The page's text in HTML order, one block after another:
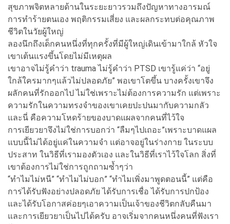
สุขภาพจิตหลายด้านในระยะยาวรวมถึงปัญหาทางอารมณ์
การทำร้ายตนเอง พฤติกรรมเสี่ยง และผลกระทบต่อคุณภาพ
ชีวิตในวัยผู้ใหญ่
ลองนึกถึงเด็กคนหนึ่งที่ทุกครั้งที่มีผู้ใหญ่เดินเข้ามาใกล้ หัวใจ
เขาเต้นแรงขึ้นโดยไม่มีเหตุผล
เขาอาจไม่รู้คำว่า trauma ไม่รู้คำว่า PTSD เขารู้แค่ว่า “อยู่
ใกล้ใครมากๆแล้วไม่ปลอดภัย” พอเขาโตขึ้น บางครั้งเขาจึง
ผลักคนที่รักออกไป ไม่ใช่เพราะไม่ต้องการความรัก แต่เพราะ
ความรักในความทรงจำของเขาเคยปะปนมากับความกลัว
และนี่ คือความโหดร้ายของบาดแผลจากคนที่ไว้ใจ
การเยียวยาจึงไม่ใช่การบอกว่า “ลืมๆไปเถอะ”เพราะบาดแผล
แบบนี้ไม่ได้อยู่แค่ในความจำ แต่อาจอยู่ในร่างกาย ในระบบ
ประสาท ในวิธีที่เรามองตัวเอง และในวิธีที่เราไว้ใจโลก สิ่งที่
เขาต้องการไม่ใช่การถูกถามซ้ำๆว่า
“ทำไมไม่หนี” “ทำไมไม่บอก” “ทำไมเพิ่งมาพูดตอนนี้” แต่คือ
การได้รับฟังอย่างปลอดภัย ได้รับการเชื่อ ได้รับการปกป้อง
และได้รับโอกาสค่อยๆเอาความเป็นเจ้าของชีวิตกลับคืนมา
และการเยียวยาเป็นไปได้ครับ อาจเริ่มจากคนหนึ่งคนที่ฟังเรา